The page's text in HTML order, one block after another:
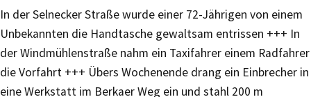
In der Selnecker Straße wurde einer 72-Jährigen von einem
Unbekannten die Handtasche gewaltsam entrissen +++ In
der Windmühlenstraße nahm ein Taxifahrer einem Radfahrer
die Vorfahrt +++ Übers Wochenende drang ein Einbrecher in
eine Werkstatt im Berkaer Weg ein und stahl 200 m